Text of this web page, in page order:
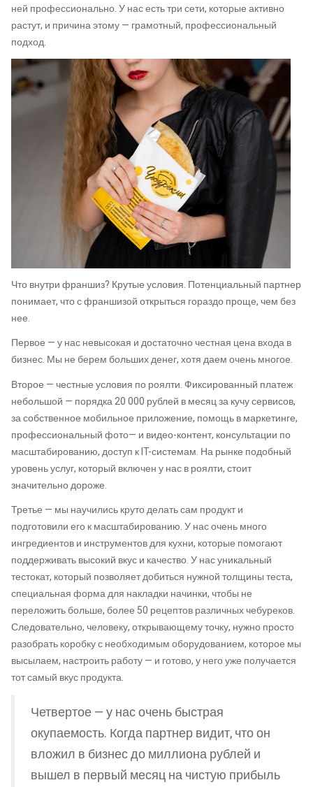
ней профессионально. У нас есть три сети, которые активно
растут, и причина этому — грамотный, профессиональный
подход.
Что внутри франшиз? Крутые условия. Потенциальный партнер
понимает, что с франшизой открыться гораздо проще, чем без
нее.
Первое — у нас невысокая и достаточно честная цена входа в
бизнес. Мы не берем больших денег, хотя даем очень многое.
Второе — честные условия по роялти. Фиксированный платеж
небольшой — порядка 20 000 рублей в месяц за кучу сервисов,
за собственное мобильное приложение, помощь в маркетинге,
профессиональный фото— и видео-контент, консультации по
масштабированию, доступ к IT-системам. На рынке подобный
уровень услуг, который включен у нас в роялти, стоит
значительно дороже.
Третье — мы научились круто делать сам продукт и
подготовили его к масштабированию. У нас очень много
ингредиентов и инструментов для кухни, которые помогают
поддерживать высокий вкус и качество. У нас уникальный
тестокат, который позволяет добиться нужной толщины теста,
специальная форма для накладки начинки, чтобы не
переложить больше, более 50 рецептов различных чебуреков.
Следовательно, человеку, открывающему точку, нужно просто
разобрать коробку с необходимым оборудованием, которое мы
высылаем, настроить работу — и готово, у него уже получается
тот самый вкус продукта.
Четвертое — у нас очень быстрая
окупаемость. Когда партнер видит, что он
вложил в бизнес до миллиона рублей и
вышел в первый месяц на чистую прибыль